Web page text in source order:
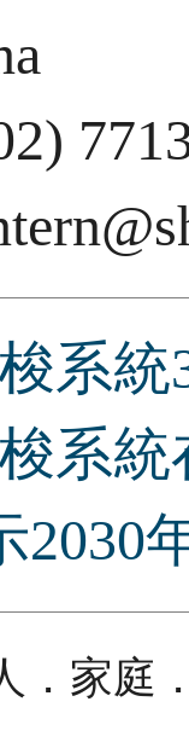
系
系
．家庭